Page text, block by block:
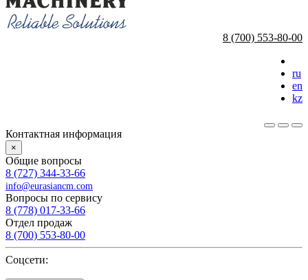
8 (700) 553-80-00
ru
en
kz
Контактная информация
×
Общие вопросы
8 (727) 344-33-66
info@eurasiancm.com
Вопросы по сервису
8 (778) 017-33-66
Отдел продаж
8 (700) 553-80-00
Соцсети: